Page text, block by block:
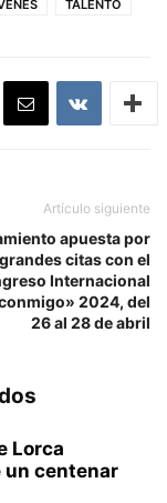
TALENTO
Artículo siguiente
apuesta por
citas con el
Internacional
2024, del
26 al 28 de abril
Lorca
un centenar